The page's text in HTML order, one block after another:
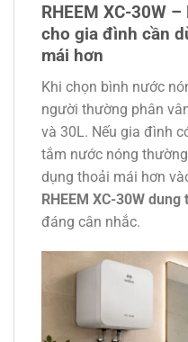
RHEEM XC-30W
cho gia đình cần
mái hơn
Khi chọn bình nước
người thường phân
và 30L. Nếu gia đình
tắm nước nóng
dụng thoải mái hơn
RHEEM XC-30W dung
đáng cân nhắc.